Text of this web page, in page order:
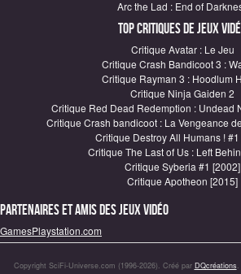
Arc the Lad : End of
Top critiques de Jeux
Critique Avatar : Le Jeu
Critique Crash Bandicoot 3 :
Critique Rayman 3 : Hoodlum
Critique Ninja Gaiden 2
Critique Red Dead Redemption : Undead
Critique Crash bandicoot : La Vengeance
Critique Destroy All Humans !
Critique The Last of Us : Left
Critique Syberia #1 [2002]
Critique Apotheon [2015]
Partenaires et amis des jeux vidéo
GamesPlaystation.com
Copyright SciFi-Universe.com (1996-2026). Créé par DQcréations